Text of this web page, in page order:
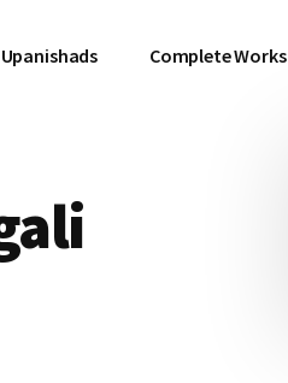
Upanishads Complete Works